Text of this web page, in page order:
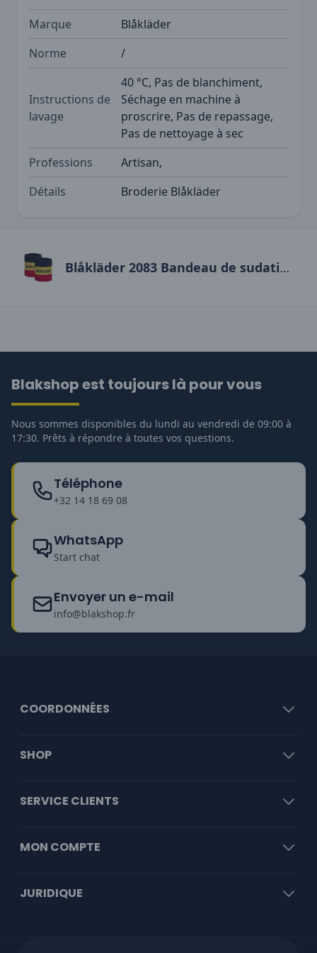
Marque
Blåkläder
Norme
/
Instructions de
lavage
40 °C, Pas de blanchiment,
Séchage en machine à
proscrire, Pas de repassage,
Pas de nettoyage à sec
Professions
Artisan,
Détails
Broderie Blåkläder
Blåkläder 2083 Bandeau de sudation
Blakshop est toujours là pour vous
Nous sommes disponibles du lundi au vendredi de 09:00 à
17:30. Prêts à répondre à toutes vos questions.
Téléphone
+32 14 18 69 08
WhatsApp
Start chat
Envoyer un e-mail
info@blakshop.fr
COORDONNÉES
SHOP
SERVICE CLIENTS
MON COMPTE
JURIDIQUE